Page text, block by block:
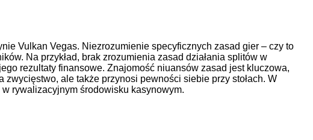
Vulkan Vegas. Niezrozumienie specyficznych zasad gier – czy to
Na przykład, brak zrozumienia zasad działania splitów w
rezultaty finansowe. Znajomość niuansów zasad jest kluczowa,
ale także przynosi pewności siebie przy stołach. W
rywalizacyjnym środowisku kasynowym.